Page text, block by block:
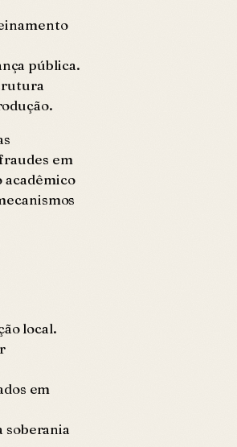
pública.
em
acadêmico
local.
em
soberania